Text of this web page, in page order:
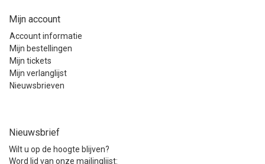
Mijn account
Account informatie
Mijn bestellingen
Mijn tickets
Mijn verlanglijst
Nieuwsbrieven
Nieuwsbrief
Wilt u op de hoogte blijven?
Word lid van onze mailinglijst: